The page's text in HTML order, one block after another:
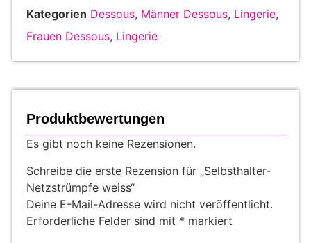
Kategorien Dessous, Männer Dessous, Lingerie,
Frauen Dessous, Lingerie
Produktbewertungen
Es gibt noch keine Rezensionen.
Schreibe die erste Rezension für „Selbsthalter-
Netzstrümpfe weiss“
Deine E-Mail-Adresse wird nicht veröffentlicht.
Erforderliche Felder sind mit * markiert